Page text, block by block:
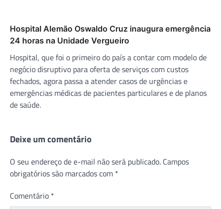
Hospital Alemão Oswaldo Cruz inaugura emergência
24 horas na Unidade Vergueiro
Hospital, que foi o primeiro do país a contar com modelo de
negócio disruptivo para oferta de serviços com custos
fechados, agora passa a atender casos de urgências e
emergências médicas de pacientes particulares e de planos
de saúde.
Deixe um comentário
O seu endereço de e-mail não será publicado. Campos
obrigatórios são marcados com *
Comentário *